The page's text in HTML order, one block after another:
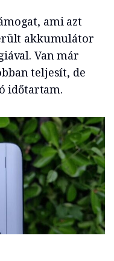
ami azt
akkumulátor
Van már
teljesít, de
időtartam.